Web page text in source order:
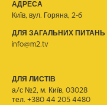
АДРЕСА
Київ, вул. Горяна, 2-б
ДЛЯ ЗАГАЛЬНИХ ПИТАНЬ
info@m2.tv
ДЛЯ ЛИСТІВ
а/с №2, м. Київ, 03028
тел. +380 44 205 4480